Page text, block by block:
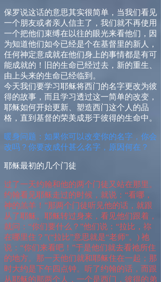
保罗说这话的意思其实很简单，当我们看见
一个朋友或者亲人信主了，我们就不再使用
一个把他们束缚在以往的眼光来看他们，因
为知道他们如今已经是个在基督里的新人，
任何神定意成就在他们身上的事情都是有可
能成就的！旧的生命已经过去，新的重生、
由上头来的生命已经临到。
今天我们要学习耶稣将西门的名字更改为彼
得的故事，而且学习透过这一简单的改变，
耶稣如何开始更新、塑造西门这个人的品
格，直到基督的荣美成形于彼得的生命中。
暖身问题： 如果你可以改变你的名字，你会
改吗？你要改成什甚么名字，原因何在？
耶稣最初的几个门徒
过了一天约翰和他的两个门徒又站在那里。
约翰看见耶稣走过的时候，就说：“看哪，
神的羔羊！”那两个门徒听见他的话，就跟
从了耶稣。耶稣转过身来，看见他们跟着，
就问：“你们要什么？”他们说：“拉比，祢
在哪里住？”(“拉比”意思就是“老师”。 ) 祂
说：“你们来看吧！”于是他们就去看祂所住
的地方。那一天他们就和耶稣住在一起；那
时大约是下午四点钟。听了约翰的话，而跟
从耶稣的那两个人，一个是西门．彼得的弟